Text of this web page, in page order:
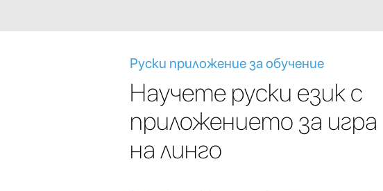
Руски приложение за обучение
Научете руски език с
приложението за игра
на линго